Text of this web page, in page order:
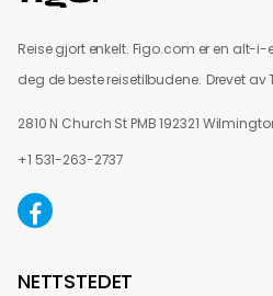
Reise gjort enkelt. Figo.com er en alt-
deg de beste reisetilbudene. Drevet av
2810 N Church St PMB 192321
+1 531-263-2737
NETTSTEDET